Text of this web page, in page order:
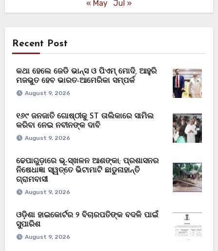
« May Jul »
Recent Post
କଥା ହେଲେ ଜେଡି ଭାନ୍ସ ଓ ପିଏମ୍ ମୋଦି, ଆହୁରି
ମଜଭୁତ ହେବ ଭାରତ-ଆମେରିକା ସମ୍ପର୍କ
August 9, 2026
୧୬୯ ଜନଜାତି ଗୋଷ୍ଠୀକୁ ST ତାଲିକାରେ ସାମିଲ
କରିବା ନେଇ ନବୀନଙ୍କ ଦାବି
August 9, 2026
ଢେପାଗୁଡ଼ାରେ ଭୂ-ସ୍ଖଳନ ଆଶଙ୍କା; ପ୍ରଶାସନର
ନିଷେଧାଜ୍ଞା ସ୍ୱତ୍ତେ ଭିଟାମାଟି ଛାଡୁନାହାନ୍ତି
ଗ୍ରାମବାସୀ
August 9, 2026
ଓଡ଼ିଶା ହାଇକୋର୍ଟର ୨ ବିଚାରପତିଙ୍କ ବଦଳି ପାଇଁ
ସୁପାରିଶ
August 9, 2026